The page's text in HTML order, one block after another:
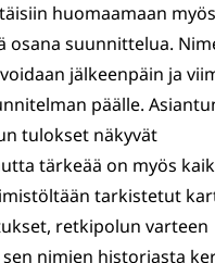
huomaamaan
osana suunnittelua.
jälkeenpäin ja
päälle.
tulokset näkyvät
tärkeää on myös
tarkistetut
retkipolun varteen
nimien historiasta